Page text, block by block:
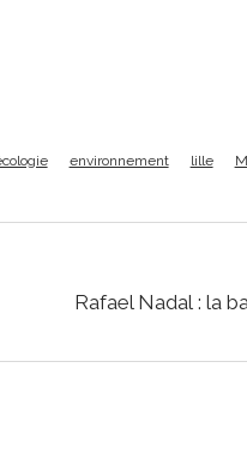
environnement lille
Rafael Nadal : la